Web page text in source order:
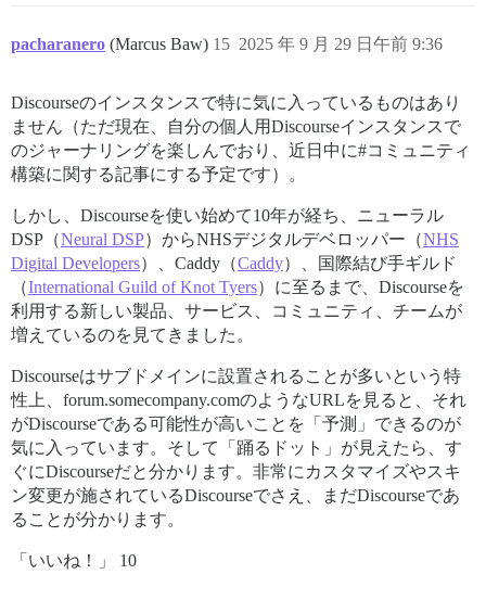
pacharanero (Marcus Baw) 2025 年 9 月 29 日午前 9:36
15
Discourseのインスタンスで特に気に入っているものはあり
ません（ただ現在、自分の個人用Discourseインスタンスで
のジャーナリングを楽しんでおり、近日中に#コミュニティ
構築に関する記事にする予定です）。
しかし、Discourseを使い始めて10年が経ち、ニューラル
DSP（Neural DSP）からNHSデジタルデベロッパー（NHS
Digital Developers）、Caddy（Caddy）、国際結び手ギルド
（International Guild of Knot Tyers）に至るまで、Discourseを
利用する新しい製品、サービス、コミュニティ、チームが
増えているのを見てきました。
Discourseはサブドメインに設置されることが多いという特
性上、forum.somecompany.comのようなURLを見ると、それ
がDiscourseである可能性が高いことを「予測」できるのが
気に入っています。そして「踊るドット」が見えたら、す
ぐにDiscourseだと分かります。非常にカスタマイズやスキ
ン変更が施されているDiscourseでさえ、まだDiscourseであ
ることが分かります。
「いいね！」 10